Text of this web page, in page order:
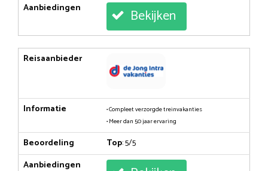
Aanbiedingen
Bekijken
Reisaanbieder
Informatie
• Compleet verzorgde treinvakanties
• Meer dan 50 jaar ervaring
Beoordeling Top: 5/5
Aanbiedingen